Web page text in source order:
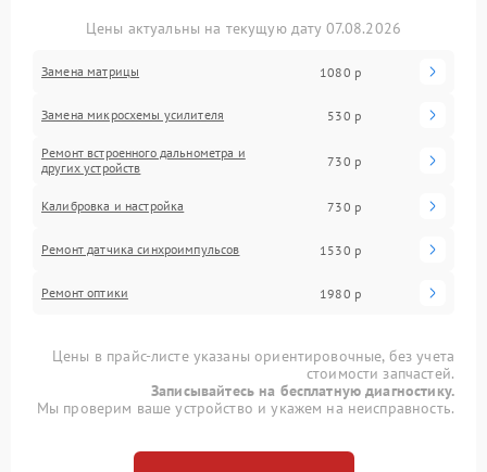
Цены актуальны на текущую дату 07.08.2026
Замена матрицы 1080 р
Замена микросхемы усилителя 530 р
Ремонт встроенного дальнометра и
других устройств
730 р
Калибровка и настройка 730 р
Ремонт датчика синхроимпульсов 1530 р
Ремонт оптики 1980 р
Цены в прайс-листе указаны ориентировочные, без учета
стоимости запчастей.
Записывайтесь на бесплатную диагностику.
Мы проверим ваше устройство и укажем на неисправность.